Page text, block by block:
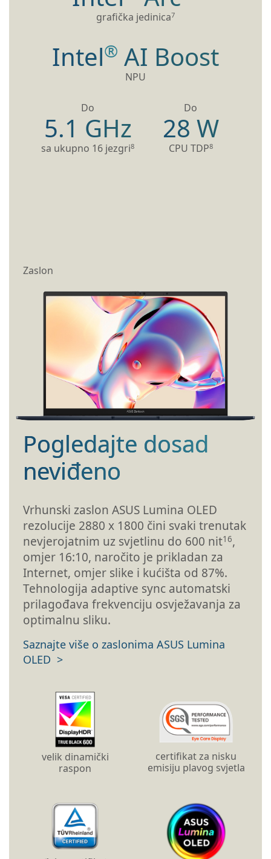
grafička jedinica7
Intel® AI Boost
NPU
Do
5.1 GHz
sa ukupno 16 jezgri8
Do
28 W
CPU TDP8
Zaslon
Pogledajte dosad
neviđeno
Vrhunski zaslon ASUS Lumina OLED
rezolucije 2880 x 1800 čini svaki trenutak
nevjerojatnim uz svjetlinu do 600 nit16,
omjer 16:10, naročito je prikladan za
Internet, omjer slike i kućišta od 87%.
Tehnologija adaptive sync automatski
prilagođava frekvenciju osvježavanja za
optimalnu sliku.
Saznajte više o zaslonima ASUS Lumina
OLED
velik dinamički
raspon
certifikat za nisku
emisiju plavog svjetla